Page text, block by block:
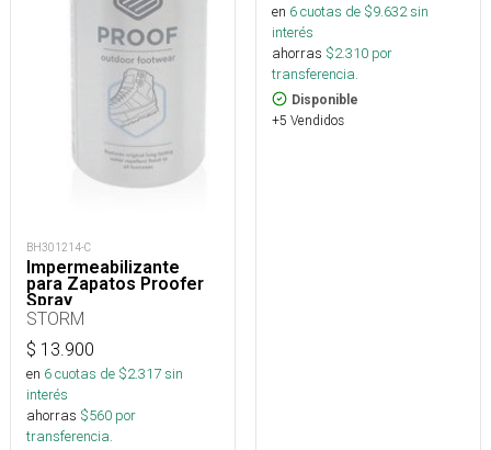
BH301214-C
Impermeabilizante
para Zapatos Proofer
Spray
STORM
$ 13.900
en 6cuotas de $2.317sin
interés
ahorras $560 por
transferencia.
en 6cuotas de $9.632sin
interés
ahorras $2.310 por
transferencia.
Disponible
+5 Vendidos